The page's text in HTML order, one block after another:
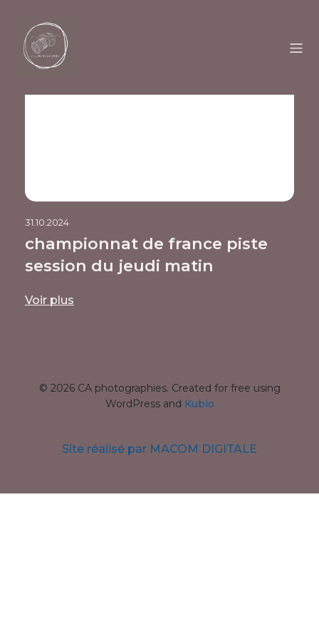
31.10.2024
championnat de france piste
session du jeudi matin
Voir plus
© 2026 CA photographies. Created for free using
WordPress and Kubio
Site réalisé par MACOM DIGITALE